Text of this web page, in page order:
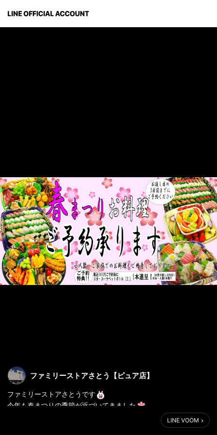
ファミリーストアさとう【ピュア店】
ファミリーストアさとうです
今年も春まつりの季節が近づいてきました
そこで、春まつりの料理のご予約を開始いたしました！！
🍗オードブル🍤、お寿司🍣、お刺身🐟、🍓フルーツオードブル
LINE VOOM